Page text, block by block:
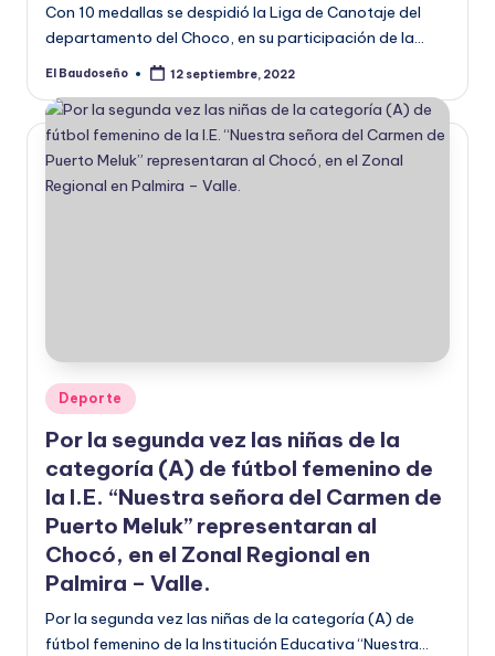
Con 10 medallas se despidió la Liga de Canotaje del
departamento del Choco, en su participación de la…
Publicado
El Baudoseño 12 septiembre, 2022
Publicado
en
Deporte
Por la segunda vez las niñas de la
categoría (A) de fútbol femenino de
la I.E. “Nuestra señora del Carmen de
Puerto Meluk” representaran al
Chocó, en el Zonal Regional en
Palmira – Valle.
Por la segunda vez las niñas de la categoría (A) de
fútbol femenino de la Institución Educativa “Nuestra…